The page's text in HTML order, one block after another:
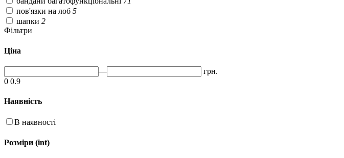
пов'язки на лоб 5
шапки 2
Фільтри
Ціна
—
грн.
0 0.9
Наявність
В наявності
Розміри (int)